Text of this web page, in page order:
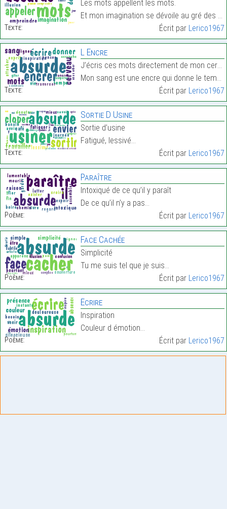
Texte:
Les mots appellent les mots.
Et mon imagination se dévoile au gré des émotions.…
Écrit par Lerico1967
Texte:
L Encre
J’écris ces mots directement de mon cerveau
Mon sang est une encre qui donne le tempo…
Écrit par Lerico1967
Texte:
Sortie D Usine
Sortie d’usine
Fatigué, lessivé…
Écrit par Lerico1967
Poème:
Paraître
Intoxiqué de ce qu’il y paraît
De ce qu’il n’y a pas…
Écrit par Lerico1967
Poème:
Face Cachée
Simplicité
Tu me suis tel que je suis…
Écrit par Lerico1967
Poème:
Écrire
Inspiration
Couleur d émotion…
Écrit par Lerico1967